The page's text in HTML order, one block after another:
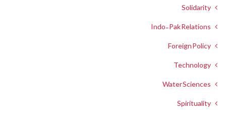
Solidarity
Indo-Pak Relations
Foreign Policy
Technology
Water Sciences
Spirituality